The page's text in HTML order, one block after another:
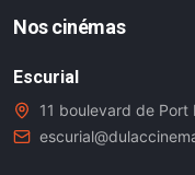
Nos cinémas
Escurial
11 boulevard de Port